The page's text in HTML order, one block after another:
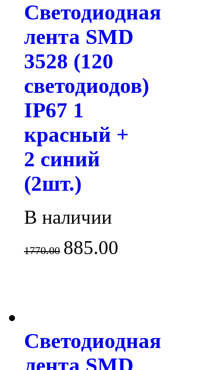
Светодиодная
лента SMD
3528 (120
светодиодов)
IP67 1
красный +
2 синий
(2шт.)
В наличии
1770.00 885.00
Светодиодная
лента SMD